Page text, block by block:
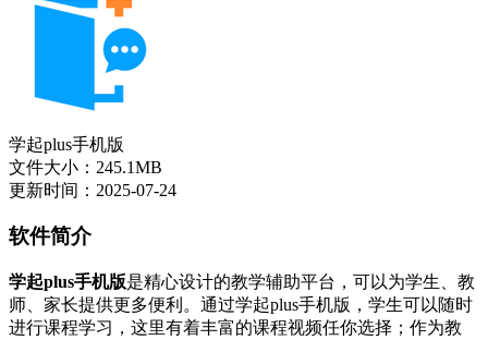
学起plus手机版
文件大小：245.1MB
更新时间：2025-07-24
软件简介
学起plus手机版是精心设计的教学辅助平台，可以为学生、教
师、家长提供更多便利。通过学起plus手机版，学生可以随时
进行课程学习，这里有着丰富的课程视频任你选择；作为教